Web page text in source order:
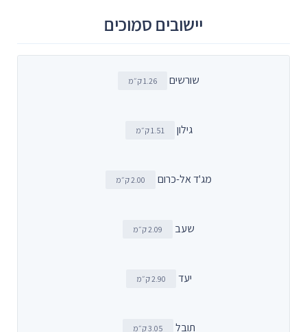
יישובים סמוכים
שורשים 1.26 ק״מ
גילון 1.51 ק״מ
מג'ד אל-כרום 2.00 ק״מ
שעב 2.09 ק״מ
יעד 2.90 ק״מ
תובל 3.05 ק״מ